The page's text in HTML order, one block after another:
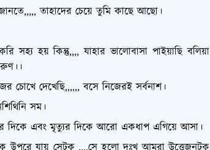
তাহাদের চেয়ে তুমি কাছে আছো।
হয় কিন্তু,,,, যাহার ভালোবাসা পাইয়াছি বলিয়া
চোখে দেখেছি,,,,,, বসে নিজেরই সর্বনাশ।
সম।
দিকে এবং মৃত্যুর দিকে আরো একধাপ এগিয়ে আসা।